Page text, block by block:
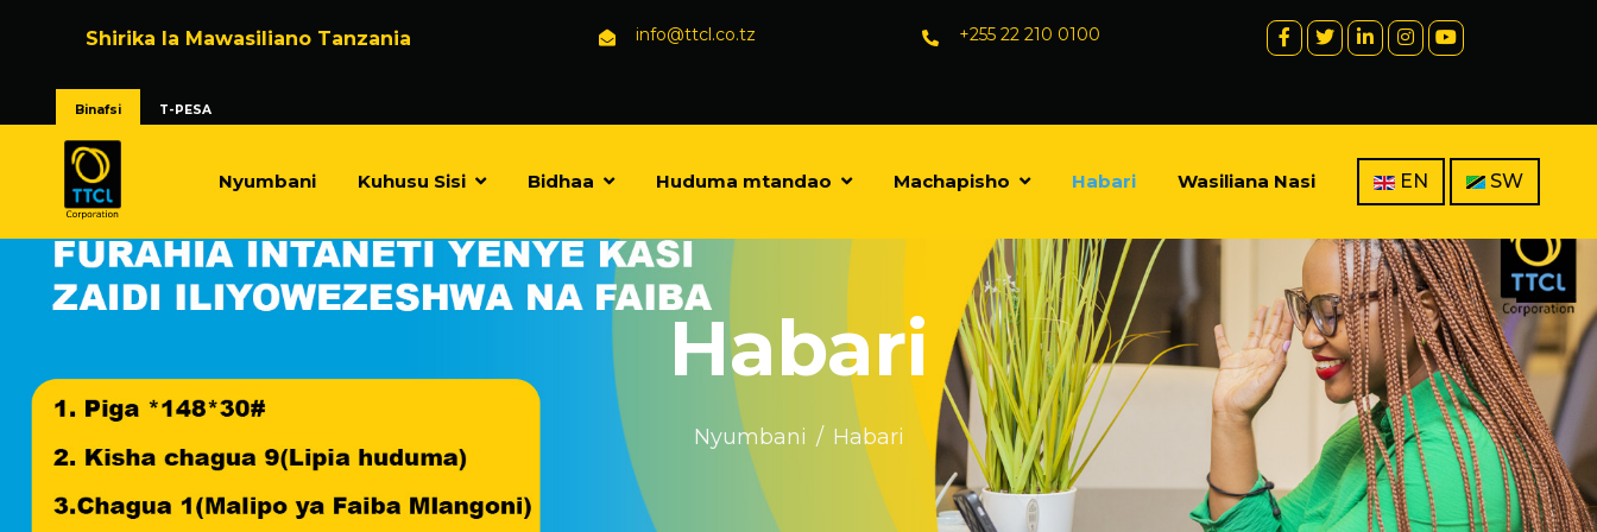
Shirika la Mawasiliano Tanzania info@ttcl.co.tz +255 22 210 0100
Binafsi T-PESA
Nyumbani Kuhusu Sisi Bidhaa Huduma mtandao Machapisho Habari Wasiliana Nasi EN SW
Habari
Nyumbani Habari